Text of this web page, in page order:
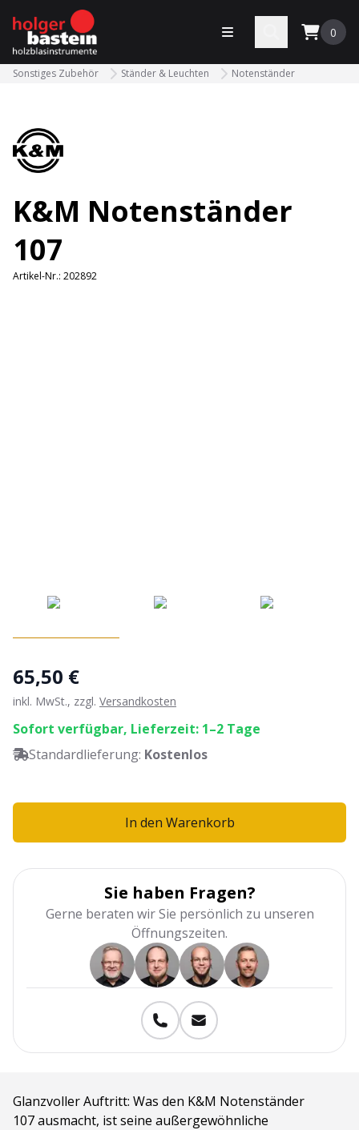
bastein
Menü öffnen 0
Sonstiges Zubehör Ständer & Leuchten Notenständer
K&M Notenständer
107
Artikel-Nr.: 202892
65,50 €
inkl. MwSt., zzgl. Versandkosten
Sofort verfügbar, Lieferzeit: 1–2 Tage
Standardlieferung: Kostenlos
In den Warenkorb
Sie haben Fragen?
Gerne beraten wir Sie persönlich zu unseren
Öffnungszeiten.
Glanzvoller Auftritt: Was den K&M Notenständer
107 ausmacht, ist seine außergewöhnliche